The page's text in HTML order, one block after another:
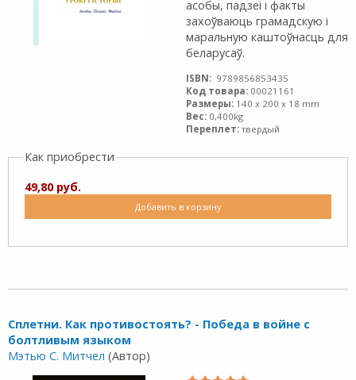
асобы, падзеі і факты
захоўваюць грамадскую і
маральную каштоўнасць для
беларусаў.
ISBN: 9789856853435
Код товара: 00021161
Размеры: 140 x 200 x 18 mm
Вес: 0,400kg
Переплет: твердый
Как приобрести
49,80 руб.
Добавить в корзину
Сплетни. Как противостоять? - Победа в войне с
болтливым языком
Мэтью С. Митчел (Автор)